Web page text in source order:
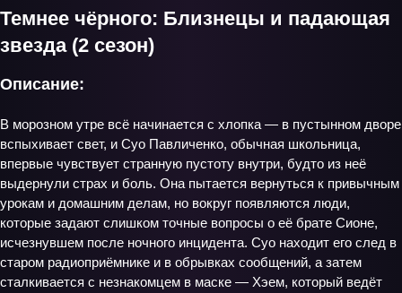
Темнее чёрного: Близнецы и падающая
звезда (2 сезон)
Описание:
В морозном утре всё начинается с хлопка — в пустынном дворе
вспыхивает свет, и Суо Павличенко, обычная школьница,
впервые чувствует странную пустоту внутри, будто из неё
выдернули страх и боль. Она пытается вернуться к привычным
урокам и домашним делам, но вокруг появляются люди,
которые задают слишком точные вопросы о её брате Сионе,
исчезнувшем после ночного инцидента. Суо находит его след в
старом радиоприёмнике и в обрывках сообщений, а затем
сталкивается с незнакомцем в маске — Хэем, который ведёт